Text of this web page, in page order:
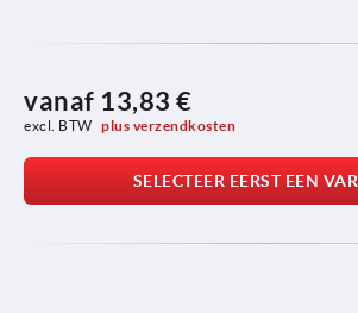
vanaf 13,83 €
excl. BTW plus verzendkosten
SELECTEER EERST EEN